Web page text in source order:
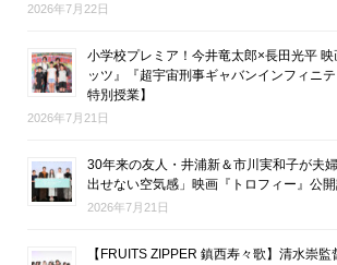
2026年7月22日
小学校プレミア！今井竜太郎×長田光平
ッツ』『超宇宙刑事ギャバンインフィニ
特別授業】
2026年7月21日
30年来の友人・井浦新＆市川実和子が夫
出せない空気感」映画『トロフィー』公
2026年7月21日
【FRUITS ZIPPER 鎮西寿々歌】清水崇